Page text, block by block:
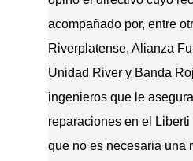
acompañado por, entre
Riverplatense, Alianza
Unidad River y Banda
ingenieros que le
reparaciones en el Liberti
que no es necesaria una